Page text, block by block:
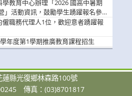
教育中心辦理「2026 國高中暑期
」活動資訊，鼓勵學生踴躍報名參
職務代理人1位，歡迎意者踴躍報
年度第1學期推廣教育課程招生
蓮縣光復鄉林森路100號
傳真：(03)8701817